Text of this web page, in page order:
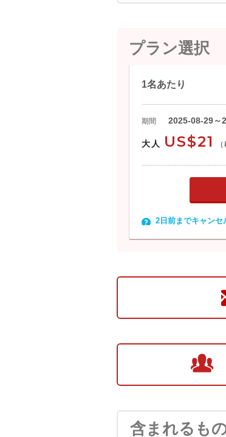
プラン選択
1名あたり
期間 2025-08-29～
大人 US$21 (
2日前までキャンセ
含まれるも